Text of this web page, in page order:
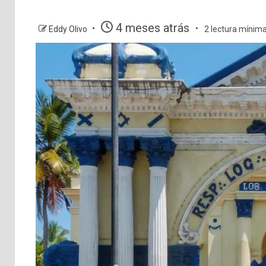
Eddy Olivo 4 meses atrás 2 lectura